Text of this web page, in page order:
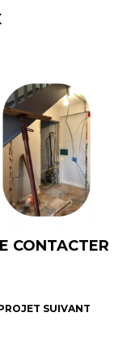
CONTACTER
SUIVANT